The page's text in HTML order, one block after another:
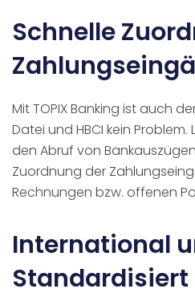
Schnelle
Mit TOPIX Banking ist auch
Datei und HBCI kein
den Abruf von
Zuordnung der
Rechnungen bzw. offenen
International
Standardisiert